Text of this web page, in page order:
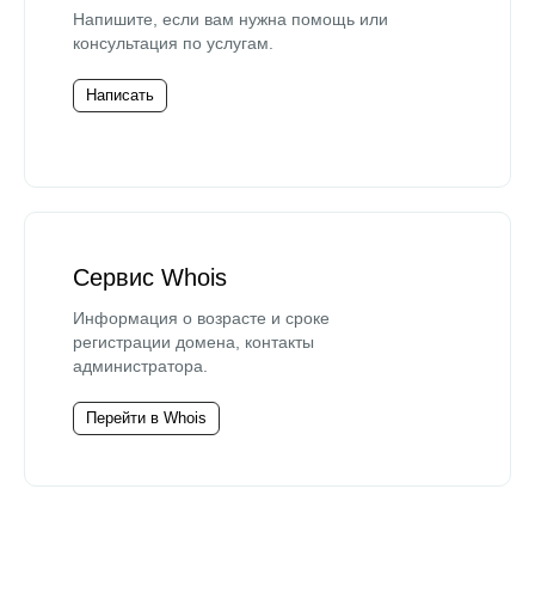
Напишите, если вам нужна помощь или
консультация по услугам.
Написать
Сервис Whois
Информация о возрасте и сроке
регистрации домена, контакты
администратора.
Перейти в Whois